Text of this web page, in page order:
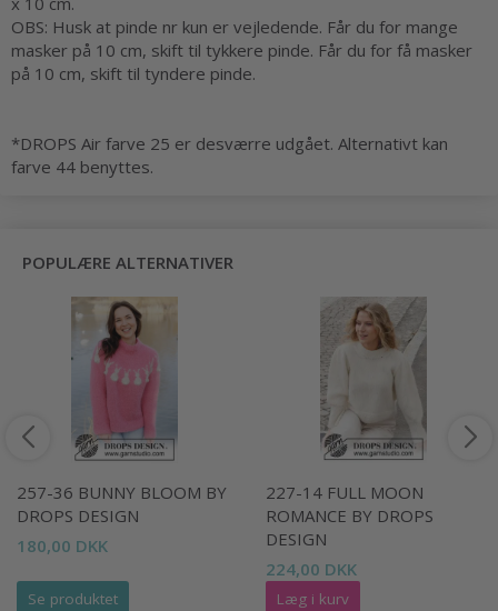
OBS: Husk at pinde nr kun er vejledende. Får du for mange
masker på 10 cm, skift til tykkere pinde. Får du for få masker
på 10 cm, skift til tyndere pinde.
*DROPS Air farve 25 er desværre udgået. Alternativt kan
farve 44 benyttes.
POPULÆRE ALTERNATIVER
257-36 BUNNY BLOOM BY
DROPS DESIGN
180,00 DKK
Se produktet
227-14 FULL MOON
ROMANCE BY DROPS
DESIGN
224,00 DKK
Læg i kurv